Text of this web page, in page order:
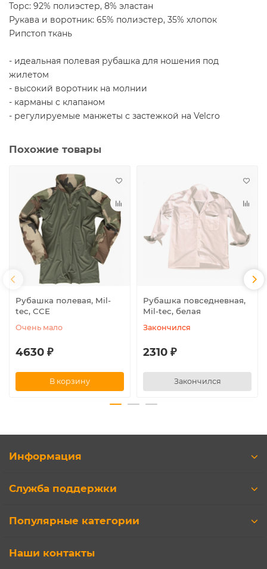
Торс: 92% полиэстер, 8% эластан
Рукава и воротник: 65% полиэстер, 35% хлопок
Рипстоп ткань
- идеальная полевая рубашка для ношения под
жилетом
- высокий воротник на молнии
- карманы с клапаном
- регулируемые манжеты с застежкой на Velcro
Похожие товары
Рубашка полевая, Mil-
tec, ССЕ
Очень мало
4630 ₽
В корзину
Рубашка повседневная,
Mil-tec, белая
Закончился
2310 ₽
Закончился
Информация
Служба поддержки
Популярные категории
Наши контакты